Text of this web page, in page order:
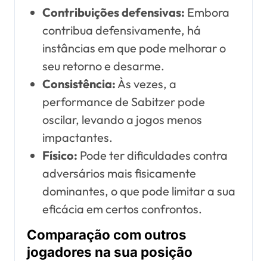
Contribuições defensivas: Embora
contribua defensivamente, há
instâncias em que pode melhorar o
seu retorno e desarme.
Consistência:Às vezes, a
performance de Sabitzer pode
oscilar, levando a jogos menos
impactantes.
Físico: Pode ter dificuldades contra
adversários mais fisicamente
dominantes, o que pode limitar a sua
eficácia em certos confrontos.
Comparação com outros
jogadores na sua posição